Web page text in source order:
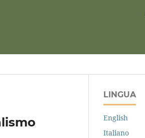
LINGUA
English
Italiano